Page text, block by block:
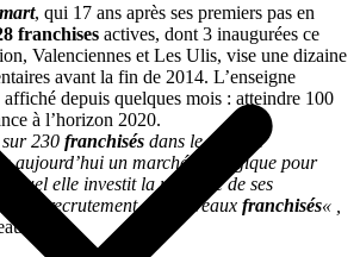
, qui 17 ans après ses premiers pas en
franchises actives, dont 3 inaugurées ce
Valenciennes et Les Ulis, vise une dizaine
avant la fin de 2014. L’enseigne
depuis quelques mois : atteindre 100
à l’horizon 2020.
sur 230 franchisés dans le monde.
aujourd’hui un marché stratégique pour
elle investit la majorité de ses
le recrutement de nouveaux franchisés« ,